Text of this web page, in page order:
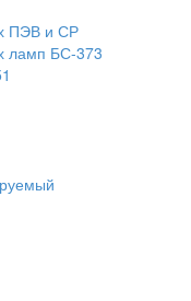
ПЭВ и СР
ламп БС-373